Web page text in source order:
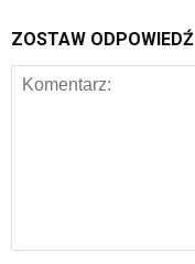
ZOSTAW ODPOWIEDŹ